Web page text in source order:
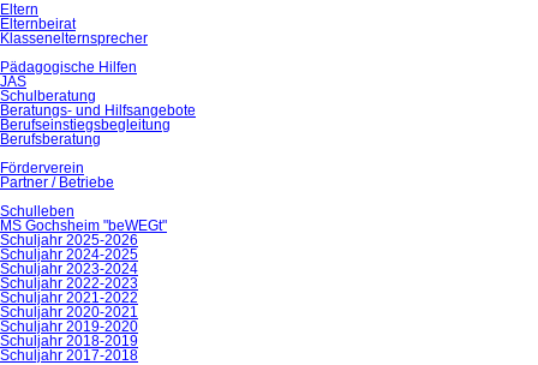
Eltern
Elternbeirat
Klassenelternsprecher
Pädagogische Hilfen
JAS
Schulberatung
Beratungs- und Hilfsangebote
Berufseinstiegsbegleitung
Berufsberatung
Förderverein
Partner / Betriebe
Schulleben
MS Gochsheim "beWEGt"
Schuljahr 2025-2026
Schuljahr 2024-2025
Schuljahr 2023-2024
Schuljahr 2022-2023
Schuljahr 2021-2022
Schuljahr 2020-2021
Schuljahr 2019-2020
Schuljahr 2018-2019
Schuljahr 2017-2018